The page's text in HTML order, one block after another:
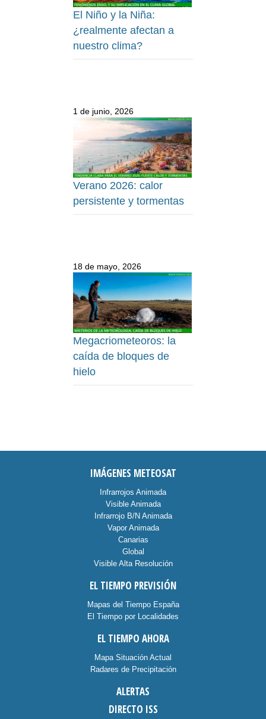
El Niño y la Niña:
¿realmente afectan a
nuestro clima?
1 de junio, 2026
Verano 2026: calor
persistente y tormentas
18 de mayo, 2026
Megacriometeoros: la
caída de bloques de
hielo
IMÁGENES METEOSAT
Infrarrojos Animada
Visible Animada
Infrarrojo B/N Animada
Vapor Animada
Canarias
Global
Visible Alta Resolución
EL TIEMPO PREVISIÓN
Mapas del Tiempo España
El Tiempo por Localidades
EL TIEMPO AHORA
Mapa Situación Actual
Radares de Precipitación
ALERTAS
DIRECTO ISS